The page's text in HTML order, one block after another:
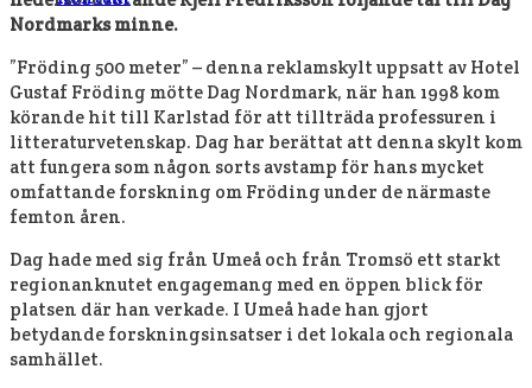
Nordmarks minne.
”Fröding 500 meter” – denna reklamskylt uppsatt av Hotel
Gustaf Fröding mötte Dag Nordmark, när han 1998 kom
körande hit till Karlstad för att tillträda professuren i
litteraturvetenskap. Dag har berättat att denna skylt kom
att fungera som någon sorts avstamp för hans mycket
omfattande forskning om Fröding under de närmaste
femton åren.
Dag hade med sig från Umeå och från Tromsö ett starkt
regionanknutet engagemang med en öppen blick för
platsen där han verkade. I Umeå hade han gjort
betydande forskningsinsatser i det lokala och regionala
samhället.